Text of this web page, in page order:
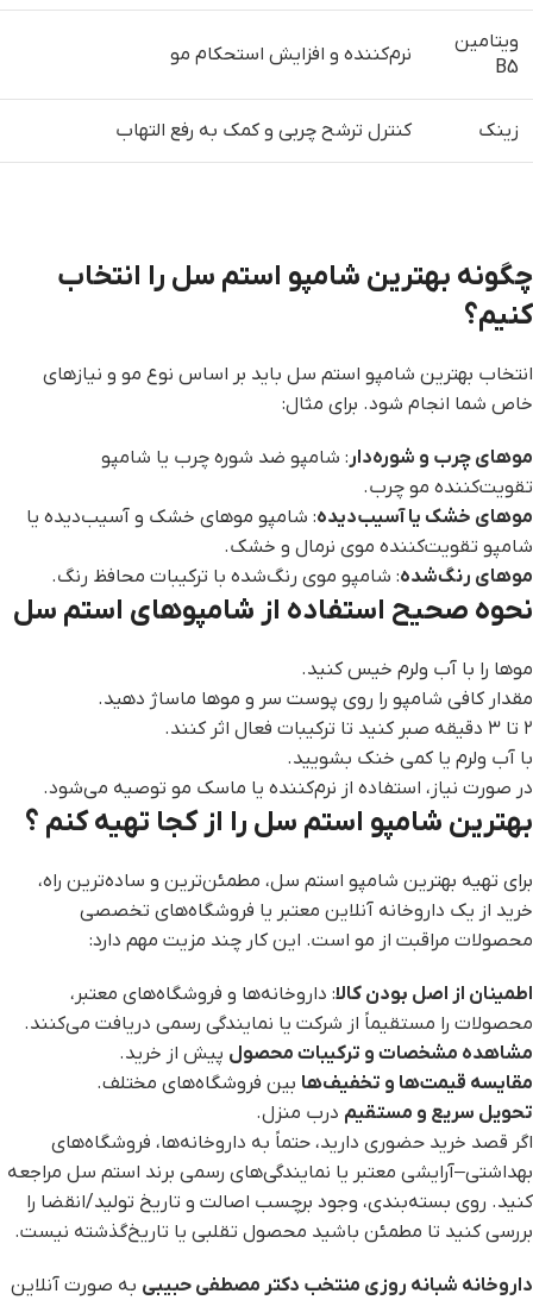
ویتامین
B5
نرم‌کننده و افزایش استحکام مو
زینک کنترل ترشح چربی و کمک به رفع التهاب
چگونه بهترین شامپو استم سل را انتخاب
کنیم؟
انتخاب بهترین شامپو استم سل باید بر اساس نوع مو و نیازهای
خاص شما انجام شود. برای مثال:
موهای چرب و شوره‌دار: شامپو ضد شوره چرب یا شامپو
تقویت‌کننده مو چرب.
موهای خشک یا آسیب‌دیده: شامپو موهای خشک و آسیب‌دیده یا
شامپو تقویت‌کننده موی نرمال و خشک.
موهای رنگ‌شده: شامپو موی رنگ‌شده با ترکیبات محافظ رنگ.
نحوه صحیح استفاده از شامپوهای استم سل
موها را با آب ولرم خیس کنید.
مقدار کافی شامپو را روی پوست سر و موها ماساژ دهید.
۲ تا ۳ دقیقه صبر کنید تا ترکیبات فعال اثر کنند.
با آب ولرم یا کمی خنک بشویید.
در صورت نیاز، استفاده از نرم‌کننده یا ماسک مو توصیه می‌شود.
بهترین شامپو استم سل را از کجا تهیه کنم ؟
برای تهیه بهترین شامپو استم سل، مطمئن‌ترین و ساده‌ترین راه،
خرید از یک داروخانه آنلاین معتبر یا فروشگاه‌های تخصصی
محصولات مراقبت از مو است. این کار چند مزیت مهم دارد:
اطمینان از اصل بودن کالا: داروخانه‌ها و فروشگاه‌های معتبر،
محصولات را مستقیماً از شرکت یا نمایندگی رسمی دریافت می‌کنند.
مشاهده مشخصات و ترکیبات محصول پیش از خرید.
مقایسه قیمت‌ها و تخفیف‌ها بین فروشگاه‌های مختلف.
تحویل سریع و مستقیم درب منزل.
اگر قصد خرید حضوری دارید، حتماً به داروخانه‌ها، فروشگاه‌های
بهداشتی–آرایشی معتبر یا نمایندگی‌های رسمی برند استم سل مراجعه
کنید. روی بسته‌بندی، وجود برچسب اصالت و تاریخ تولید/انقضا را
بررسی کنید تا مطمئن باشید محصول تقلبی یا تاریخ‌گذشته نیست.
داروخانه شبانه روزی منتخب دکتر مصطفی حبیبی به صورت آنلاین